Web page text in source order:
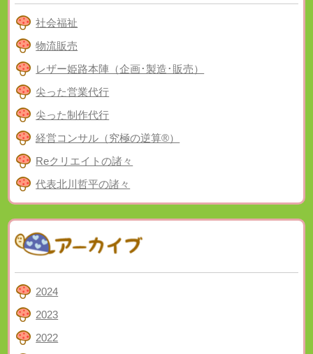
社会福祉
物流販売
レザー姫路本陣（企画･製造･販売）
尖った営業代行
尖った制作代行
経営コンサル（究極の逆算®）
Reクリエイトの諸々
代表北川哲平の諸々
2024
2023
2022